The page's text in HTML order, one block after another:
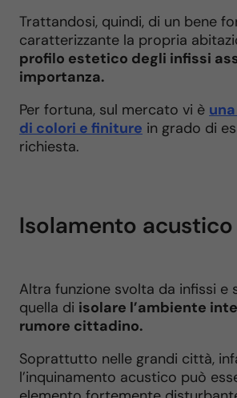
Trattandosi, quindi, di un bene
caratterizzante la propria
profilo estetico degli infissi
importanza.
Per fortuna, sul mercato vi è
di colori e finiture in grado di
richiesta.
Isolamento acustico
Altra funzione svolta da infissi e
quella di isolare l’ambiente
rumore cittadino.
Soprattutto nelle grandi città,
l’inquinamento acustico può